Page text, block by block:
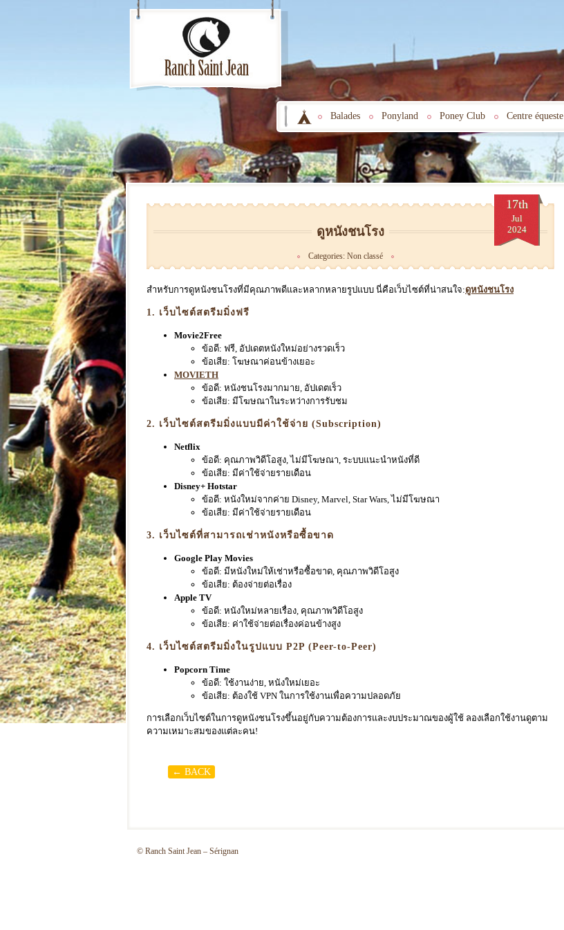
Balades Ponyland Poney Club Centre équeste
17th
Jul
2024
ดูหนังชนโรง
Categories: Non classé
สำหรับการดูหนังชนโรงที่มีคุณภาพดีและหลากหลายรูปแบบ นี่คือเว็บไซต์ที่น่าสนใจ:ดูหนังชนโรง
1. เว็บไซต์สตรีมมิ่งฟรี
Movie2Free
ข้อดี: ฟรี, อัปเดตหนังใหม่อย่างรวดเร็ว
ข้อเสีย: โฆษณาค่อนข้างเยอะ
MOVIETH
ข้อดี: หนังชนโรงมากมาย, อัปเดตเร็ว
ข้อเสีย: มีโฆษณาในระหว่างการรับชม
2. เว็บไซต์สตรีมมิ่งแบบมีค่าใช้จ่าย (Subscription)
Netflix
ข้อดี: คุณภาพวิดีโอสูง, ไม่มีโฆษณา, ระบบแนะนำหนังที่ดี
ข้อเสีย: มีค่าใช้จ่ายรายเดือน
Disney+ Hotstar
ข้อดี: หนังใหม่จากค่าย Disney, Marvel, Star Wars, ไม่มีโฆษณา
ข้อเสีย: มีค่าใช้จ่ายรายเดือน
3. เว็บไซต์ที่สามารถเช่าหนังหรือซื้อขาด
Google Play Movies
ข้อดี: มีหนังใหม่ให้เช่าหรือซื้อขาด, คุณภาพวิดีโอสูง
ข้อเสีย: ต้องจ่ายต่อเรื่อง
Apple TV
ข้อดี: หนังใหม่หลายเรื่อง, คุณภาพวิดีโอสูง
ข้อเสีย: ค่าใช้จ่ายต่อเรื่องค่อนข้างสูง
4. เว็บไซต์สตรีมมิ่งในรูปแบบ P2P (Peer-to-Peer)
Popcorn Time
ข้อดี: ใช้งานง่าย, หนังใหม่เยอะ
ข้อเสีย: ต้องใช้ VPN ในการใช้งานเพื่อความปลอดภัย
การเลือกเว็บไซต์ในการดูหนังชนโรงขึ้นอยู่กับความต้องการและงบประมาณของผู้ใช้ ลองเลือกใช้งานดูตาม
ความเหมาะสมของแต่ละคน!
Post navigation
← BACK
© Ranch Saint Jean – Sérignan